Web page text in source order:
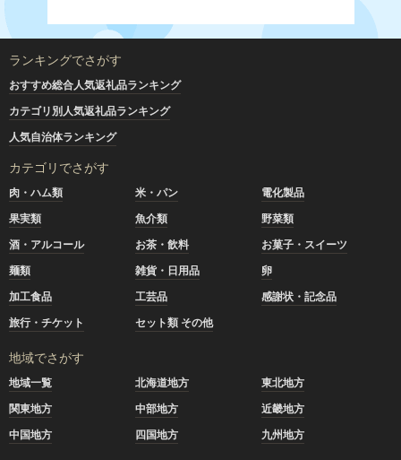
ランキングでさがす
おすすめ総合人気返礼品ランキング
カテゴリ別人気返礼品ランキング
人気自治体ランキング
カテゴリでさがす
肉・ハム類 米・パン
電化製品
果実類
魚介類
野菜類
酒・アルコール
お茶・飲料
お菓子・スイーツ
麺類
雑貨・日用品
卵
加工食品
工芸品
感謝状・記念品
旅行・チケット
セット類 その他
地域でさがす
地域一覧 北海道地方
東北地方
関東地方
中部地方
近畿地方
中国地方
四国地方 九州地方